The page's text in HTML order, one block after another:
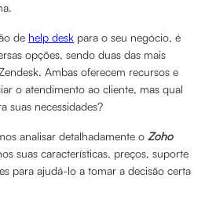
de help desk para o seu negócio, é
opções, sendo duas das mais
Ambas oferecem recursos e
o atendimento ao cliente, mas qual
suas necessidades?
analisar detalhadamente o Zoho
suas características, preços, suporte
para ajudá-lo a tomar a decisão certa